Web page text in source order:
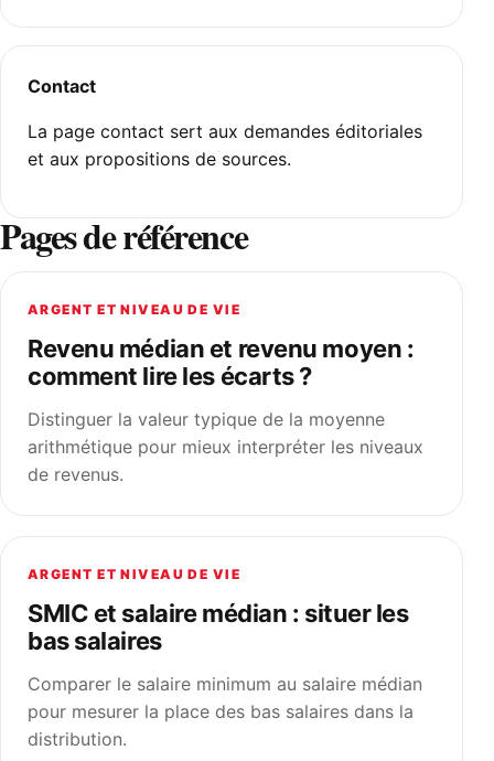
Contact
La page contact sert aux demandes éditoriales
et aux propositions de sources.
Pages de référence
ARGENT ET NIVEAU DE VIE
Revenu médian et revenu moyen :
comment lire les écarts ?
Distinguer la valeur typique de la moyenne
arithmétique pour mieux interpréter les niveaux
de revenus.
ARGENT ET NIVEAU DE VIE
SMIC et salaire médian : situer les
bas salaires
Comparer le salaire minimum au salaire médian
pour mesurer la place des bas salaires dans la
distribution.